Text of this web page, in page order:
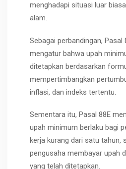
menghadapi situasi luar
alam.
Sebagai perbandingan, Pasal
mengatur bahwa upah
ditetapkan berdasarkan
mempertimbangkan
inflasi, dan indeks tertentu.
Sementara itu, Pasal 88E
upah minimum berlaku bagi
kerja kurang dari satu tahun,
pengusaha membayar upah
yang telah ditetapkan.